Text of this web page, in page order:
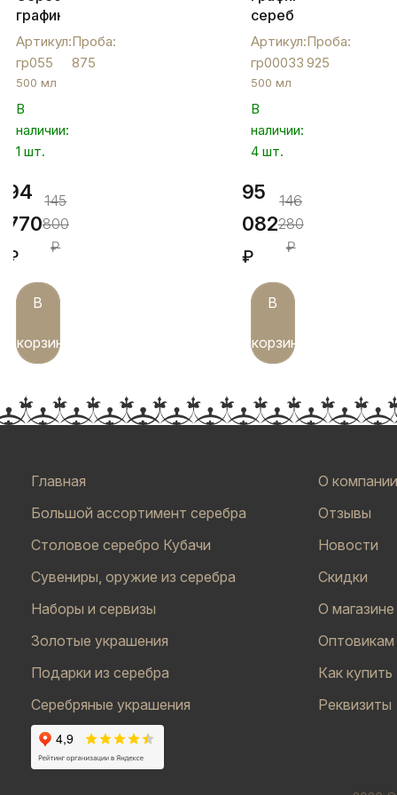
графин
для
питья
«Соты»,
гр055
Артикул:
гр055
Проба:
875
500 мл
В
наличии:
1 шт.
94
770
₽
145
800
₽
В
корзину
серебряный
"Лазер",
гр00033
Артикул:
гр00033
Проба:
925
500 мл
В
наличии:
4 шт.
95
082
₽
146
280
₽
В
корзину
Главная
Большой ассортимент серебра
Столовое серебро Кубачи
Сувениры, оружие из серебра
Наборы и сервизы
Золотые украшения
Подарки из серебра
Серебряные украшения
О компании
Отзывы
Новости
Скидки
О магазине
Оптовикам
Как купить
Реквизиты